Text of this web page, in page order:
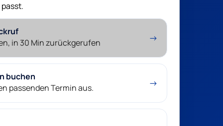
in 30 Min zurückgerufen
→
buchen
passenden Termin aus.
→